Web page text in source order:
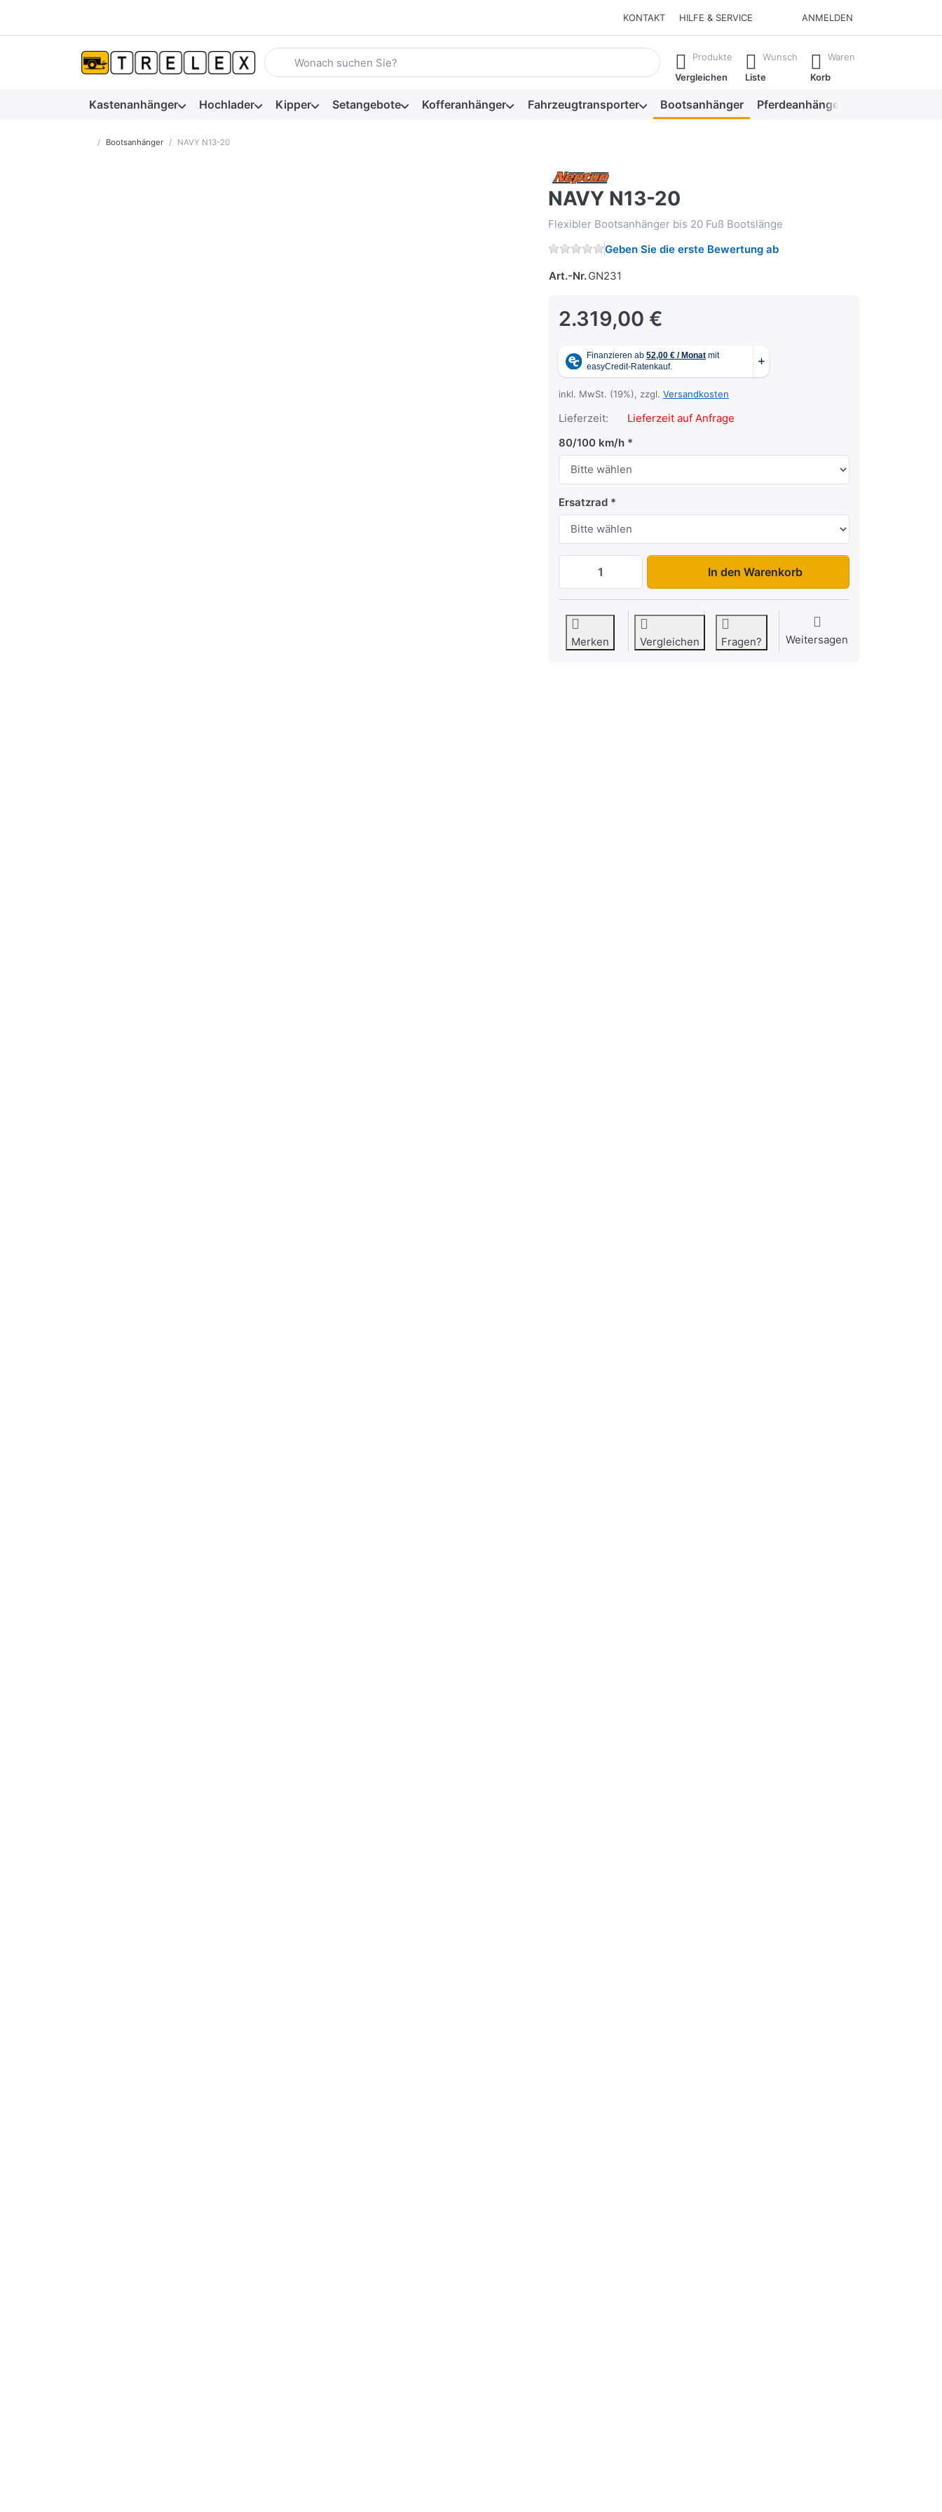
KONTAKT HILFE & SERVICE ANMELDEN
Geben Sie einen Suchbegriff ein. Während Sie tippen, erscheinen automatisch erste Ergebnisse. Drücken Sie die Eingabetaste, um alle
Produkte
Vergleichen
Wunsch
Liste
Waren
Korb
Kastenanhänger Hochlader Kipper Setangebote Kofferanhänger Fahrzeugtransporter Bootsanhänger Pferdeanhänger
Startseite
Bootsanhänger NAVY N13-20
NAVY N13-20
Flexibler Bootsanhänger bis 20 Fuß Bootslänge
Geben Sie die erste Bewertung ab
Art.-Nr.GN231
2.319,00 €
inkl. MwSt. (19%), zzgl. Versandkosten
Lieferzeit:
Lieferzeit auf Anfrage
80/100 km/h
Ersatzrad
NAVY N13-20 zu 2.319,00 €, Menge 1.
In den Warenkorb
Merken Vergleichen Fragen? Weitersagen